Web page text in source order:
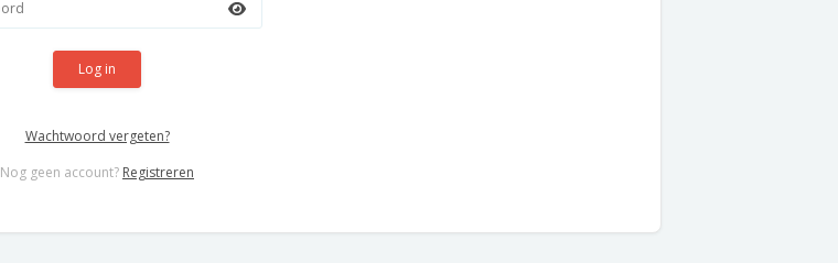
Log in
Wachtwoord vergeten?
Nog geen account? Registreren